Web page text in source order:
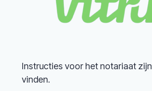
Instructies voor het notariaat zijn
vinden.